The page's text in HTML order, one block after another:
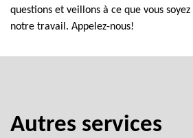
questions et veillons à ce que vous
notre travail. Appelez-nous!
Autres services